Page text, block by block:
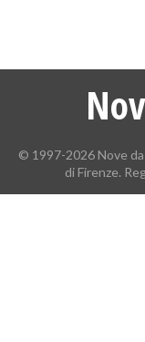
© 1997-2026 Nove
di Firenze.